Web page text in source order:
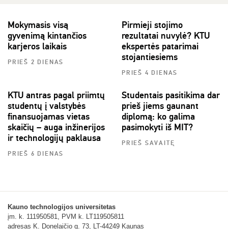
Mokymasis visą
gyvenimą kintančios
karjeros laikais
PRIEŠ 2 DIENAS
Pirmieji stojimo
rezultatai nuvylė? KTU
ekspertės patarimai
stojantiesiems
PRIEŠ 4 DIENAS
KTU antras pagal priimtų
studentų į valstybės
finansuojamas vietas
skaičių – auga inžinerijos
ir technologijų paklausa
PRIEŠ 6 DIENAS
Studentais pasitikima dar
prieš jiems gaunant
diplomą: ko galima
pasimokyti iš MIT?
PRIEŠ SAVAITĘ
Kauno technologijos universitetas
įm. k. 111950581, PVM k. LT119505811
adresas K. Donelaičio g. 73, LT-44249 Kaunas